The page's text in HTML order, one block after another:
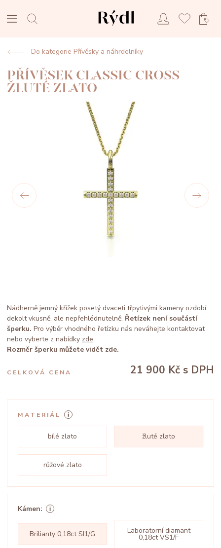
Do kategorie Přívěsky a náhrdelníky
PŘÍVĚSEK CLASSIC CROSS
ŽLUTÉ ZLATO
Nádherně jemný křížek posetý dvaceti třpytivými kameny ozdobí
dekolt vkusně, ale nepřehlédnutelně. Řetízek není součástí
šperku. Pro výběr vhodného řetízku nás neváhejte kontaktovat
nebo vyberte z nabídky zde.
Rozměr šperku můžete vidět zde.
CELKOVÁ CENA 21 900 Kč s DPH
MATERIÁL
bílé zlato žluté zlato
růžové zlato
Kámen:
Brilianty 0,18ct SI1/G Laboratorní diamant
0,18ct VS1/F